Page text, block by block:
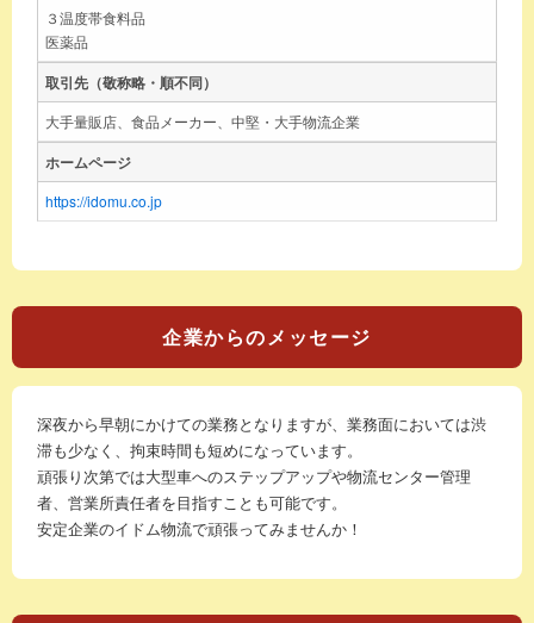
３温度帯食料品
医薬品
取引先（敬称略・順不同）
大手量販店、食品メーカー、中堅・大手物流企業
ホームページ
https://idomu.co.jp
企業からのメッセージ
深夜から早朝にかけての業務となりますが、業務面においては渋
滞も少なく、拘束時間も短めになっています。
頑張り次第では大型車へのステップアップや物流センター管理
者、営業所責任者を目指すことも可能です。
安定企業のイドム物流で頑張ってみませんか！